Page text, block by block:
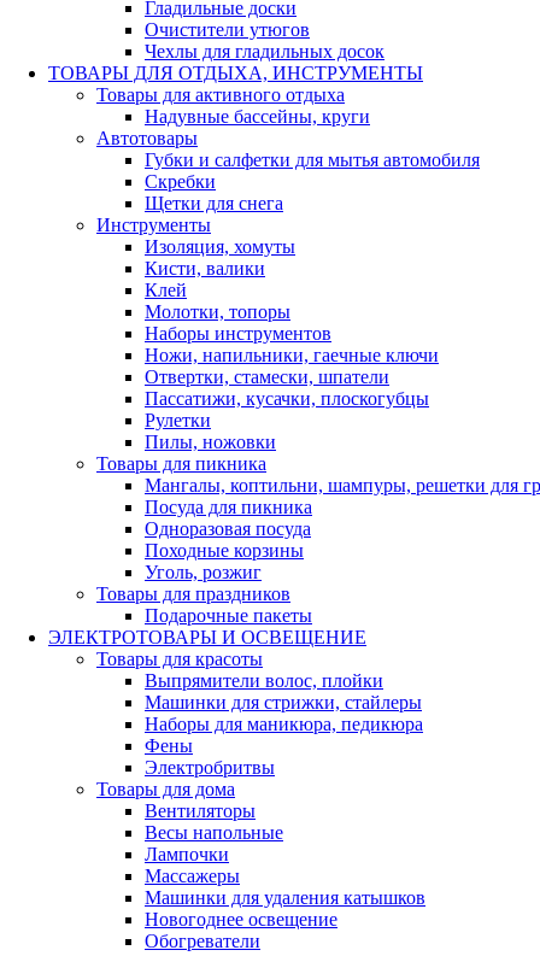
Гладильные доски
Очистители утюгов
Чехлы для гладильных досок
ТОВАРЫ ДЛЯ ОТДЫХА, ИНСТРУМЕНТЫ
Товары для активного отдыха
Надувные бассейны, круги
Автотовары
Губки и салфетки для мытья автомобиля
Скребки
Щетки для снега
Инструменты
Изоляция, хомуты
Кисти, валики
Клей
Молотки, топоры
Наборы инструментов
Ножи, напильники, гаечные ключи
Отвертки, стамески, шпатели
Пассатижи, кусачки, плоскогубцы
Рулетки
Пилы, ножовки
Товары для пикника
Мангалы, коптильни, шампуры, решетки для
Посуда для пикника
Одноразовая посуда
Походные корзины
Уголь, розжиг
Товары для праздников
Подарочные пакеты
ЭЛЕКТРОТОВАРЫ И ОСВЕЩЕНИЕ
Товары для красоты
Выпрямители волос, плойки
Машинки для стрижки, стайлеры
Наборы для маникюра, педикюра
Фены
Электробритвы
Товары для дома
Вентиляторы
Весы напольные
Лампочки
Массажеры
Машинки для удаления катышков
Новогоднее освещение
Обогреватели